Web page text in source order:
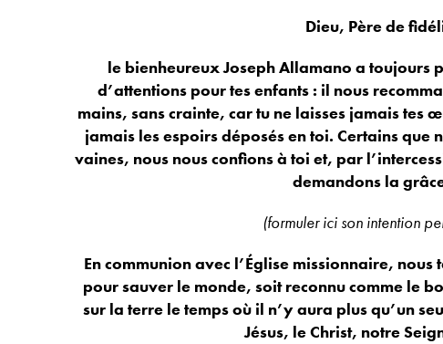
Dieu, Père de
le bienheureux Joseph Allamano a toujours
d’attentions pour tes enfants : il nous
mains, sans crainte, car tu ne laisses jamais tes
jamais les espoirs déposés en toi. Certains que
vaines, nous nous confions à toi et, par
demandons la
(formuler ici son intention
En communion avec l’Église missionnaire,
pour sauver le monde, soit reconnu comme le
sur la terre le temps où il n’y aura plus qu’un
Jésus, le Christ, notre